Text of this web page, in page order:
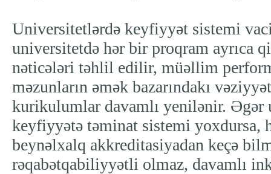
Universitetlərdə keyfiyyət sistemi
universitetdə hər bir proqram ayrıca
nəticələri təhlil edilir, müəllim
məzunların əmək bazarındakı
kurikulumlar davamlı yenilənir. Əgər
keyfiyyətə təminat sistemi yoxdursa,
beynəlxalq akkreditasiyadan keçə
rəqabətqabiliyyətli olmaz, davamlı